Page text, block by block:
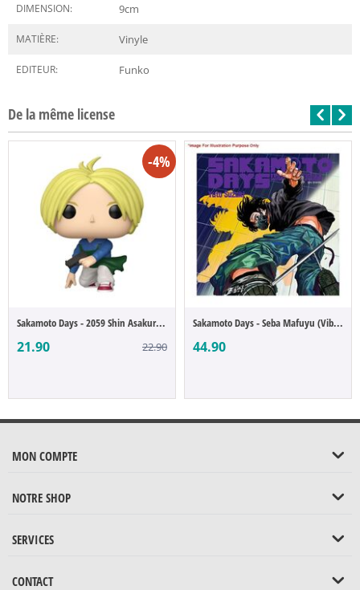
DIMENSION: 9cm
MATIÈRE: Vinyle
EDITEUR: Funko
De la même license
-4%
Sakamoto Days - 2059 Shin Asakura (POP Fi...
21.90 22.90
Sakamoto Days - Seba Mafuyu (Vibration St...
44.90
MON COMPTE
NOTRE SHOP
SERVICES
CONTACT